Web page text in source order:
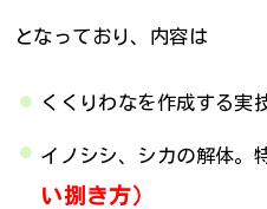
となっており、内容は
くくりわなを作成する実
イノシシ、シカの解体。
い捌き方）